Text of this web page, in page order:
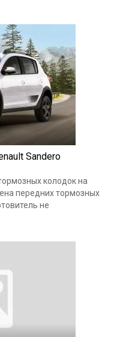
Sandero
колодок на
передних тормозных
не